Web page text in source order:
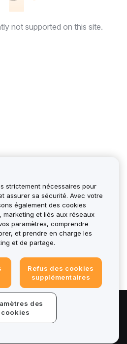
not supported on this site.
t-il été utile ?
strictement nécessaires pour
assurer sa sécurité. Avec votre
également des cookies
et liés aux réseaux
paramètres, comprendre
et prendre en charge les
et de partage.
Refus des cookies
supplémentaires
des
cookies